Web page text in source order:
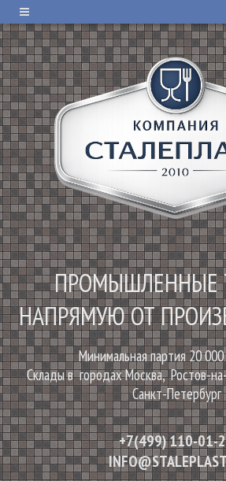
ПРОМЫШЛЕННЫЕ
НАПРЯМУЮ ОТ
Минимальная партия 20
Склады в городах Москва, Ростов-
Санкт-Петербург
+7(499) 110-01-